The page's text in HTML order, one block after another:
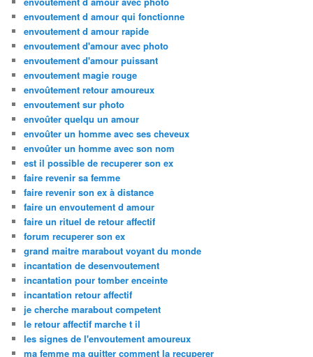
envoutement d amour qui fonctionne
envoutement d amour rapide
envoutement d'amour avec photo
envoutement d'amour puissant
envoutement magie rouge
envoûtement retour amoureux
envoutement sur photo
envoûter quelqu un amour
envoûter un homme avec ses cheveux
envoûter un homme avec son nom
est il possible de recuperer son ex
faire revenir sa femme
faire revenir son ex à distance
faire un envoutement d amour
faire un rituel de retour affectif
forum recuperer son ex
grand maitre marabout voyant du monde
incantation de desenvoutement
incantation pour tomber enceinte
incantation retour affectif
je cherche marabout competent
le retour affectif marche t il
les signes de l'envoutement amoureux
ma femme ma quitter comment la recuperer